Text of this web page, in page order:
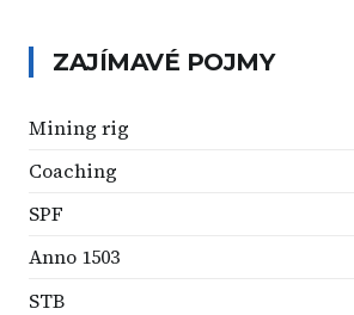
ZAJÍMAVÉ POJMY
Mining rig
Coaching
SPF
Anno 1503
STB